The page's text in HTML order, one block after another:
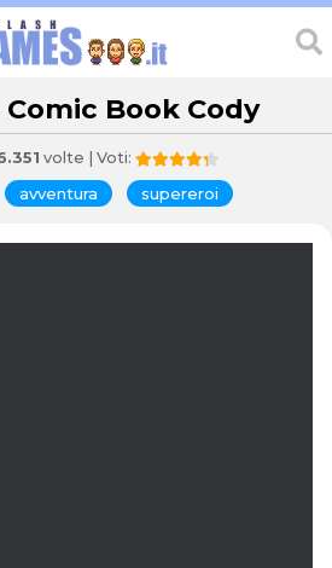
Book Cody
volte | Voti:
avventura supereroi